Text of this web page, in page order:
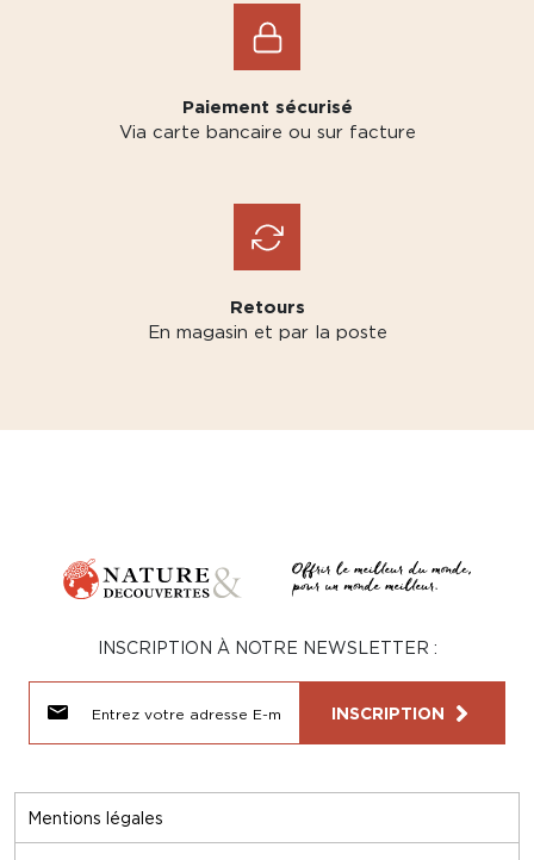
Paiement sécurisé
Via carte bancaire ou sur facture
Retours
En magasin et par la poste
Mentions légales
INSCRIPTION À NOTRE NEWSLETTER :
INSCRIPTION